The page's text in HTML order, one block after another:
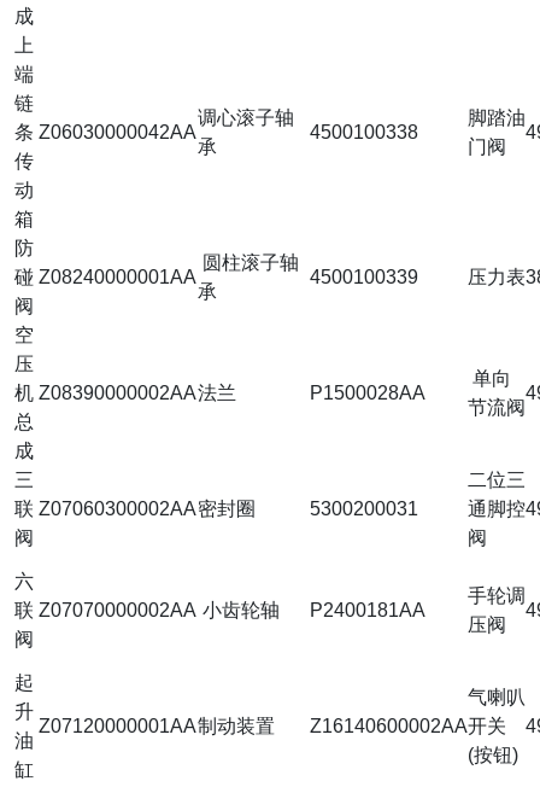
成
上
端
链
条
传
动
箱
Z06030000042AA
调心滚子轴
承
4500100338
脚踏油
门阀
防
碰
阀
Z08240000001AA
圆柱滚子轴
承
4500100339 压力表
空
压
机
总
成
Z08390000002AA法兰 P1500028AA
单向
节流阀
三
联
阀
Z07060300002AA密封圈 5300200031
二位三
通脚控
阀
六
联
阀
Z07070000002AA 小齿轮轴 P2400181AA
手轮调
压阀
起
升
油
缸
Z07120000001AA制动装置 Z16140600002AA
气喇叭
开关
(按钮)